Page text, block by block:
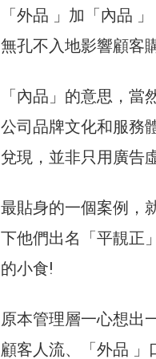
「外品 」加「內品
無孔不入地影響顧客
「內品」的意思，
公司品牌文化和服務
兌現，並非只用廣告
最貼身的一個案例，
下他們出名「平靚正
的小食!
原本管理層一心想出
顧客人流、「外品